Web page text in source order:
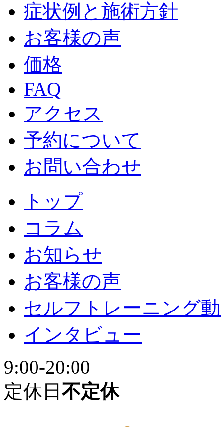
症状例と施術方針
お客様の声
価格
FAQ
アクセス
予約について
お問い合わせ
トップ
コラム
お知らせ
お客様の声
セルフトレーニング
インタビュー
9:00-20:00
定休日 不定休